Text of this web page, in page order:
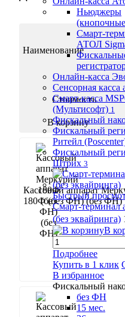
Ньюджеры
Смарт-
АТОЛ
Онлайн-касса
Сенсорная касса
Смарт-касса
(Мультисофт) 1
Фискальный
Фискальный
Ритейл
Фискальный
Штрих 3
Быстрый
Смарт-терминал
(без эквайринга)
В
Подробнее
Купить в 1 клик
В избранное
Фискальный
без ФН
15 мес.
Наименование
Стоимость
В корзину
Кассовый аппарат
180Ф (без ФН) (без ФН)
В корзину